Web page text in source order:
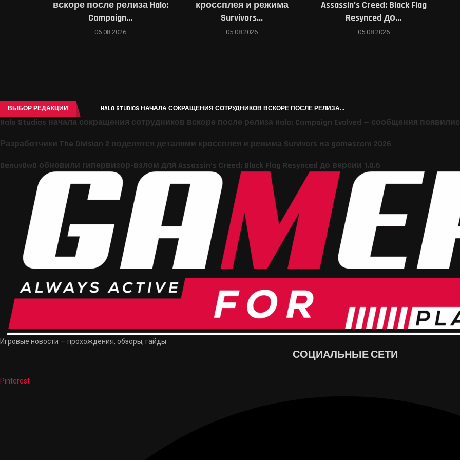
вскоре после релиза Halo:
Campaign...
06.08.2026
кроссплея и режима
Survivors...
05.08.2026
Assassin’s Creed: Black Flag
Resynced до...
05.08.2026
ВЫБОР РЕДАКЦИИ HALO STUDIOS НАЧАЛА СОКРАЩЕНИЯ СОТРУДНИКОВ ВСКОРЕ ПОСЛЕ РЕЛИЗА...
Halo Studios начала сокращения сотрудников вскоре после релиза Halo: Campaign Evolved — сообщения
Разработчики The Division 2 поделятся деталями кроссплея и режима Survivors на gamescom 2026
DenuvOwO обновили гипервизор-взлом для Assassin’s Creed: Black Flag Resynced до версии 1.0.6
Игровые новости — прохождения, обзоры, гайды
СОЦИАЛЬНЫЕ СЕТИ
Pinterest